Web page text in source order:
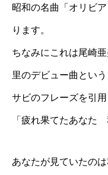
昭和の名曲「オリビ
ります。
ちなみにこれは尾崎
里のデビュー曲とい
サビのフレーズを引用
「疲れ果てたあなた
あなたが見ていたの